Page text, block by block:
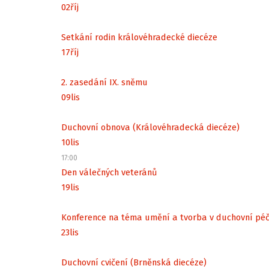
02říj
Setkání rodin královéhradecké diecéze
17říj
2. zasedání IX. sněmu
09lis
Duchovní obnova (Královéhradecká diecéze)
10lis
17:00
Den válečných veteránů
19lis
Konference na téma umění a tvorba v duchovní
23lis
Duchovní cvičení (Brněnská diecéze)